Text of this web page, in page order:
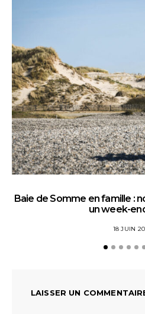
Baie de Somme en famille :
un week-
18 JUIN
LAISSER UN